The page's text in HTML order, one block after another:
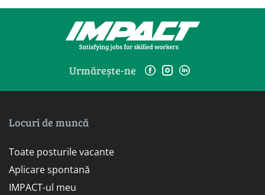
Urmărește-ne
Locuri de muncă
Toate posturile vacante
Aplicare spontană
IMPACT-ul meu